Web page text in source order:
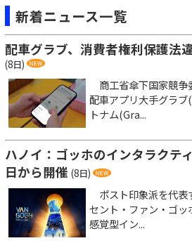
新着ニュース一覧
配車グラブ、消費者権利保護法
(8日)
商工省傘下国家競争
配車アプリ大手グラ
トナム(Gra...
ハノイ：ゴッホのインタラクテ
日から開催 (8日)
ポスト印象派を代表
セント・ファン・ゴ
感覚型イン...